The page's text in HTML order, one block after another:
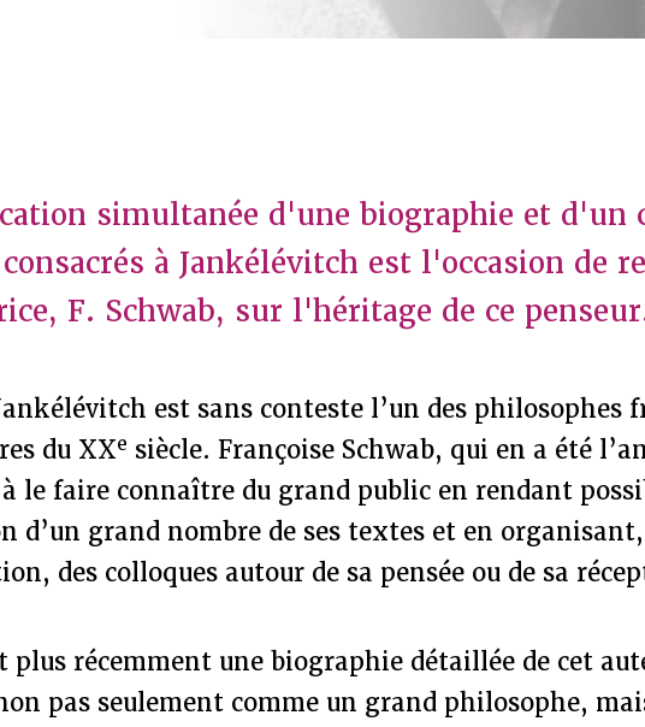
simultanée d'une biographie et d'un
à Jankélévitch est l'occasion de
F. Schwab, sur l'héritage de ce
est sans conteste l’un des philosophes
du XXe siècle. Françoise Schwab, qui en a été
le faire connaître du grand public en rendant
d’un grand nombre de ses textes et en organisant,
des colloques autour de sa pensée ou de sa
plus récemment une biographie détaillée de cet
pas seulement comme un grand philosophe,